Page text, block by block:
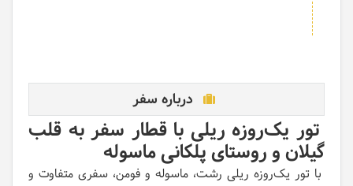
درباره سفر
تور یک‌روزه ریلی با قطار‌ سفر به قلب
گیلان و روستای پلکانی ماسوله
با تور یک‌روزه ریلی رشت، ماسوله و فومن، سفری متفاوت و